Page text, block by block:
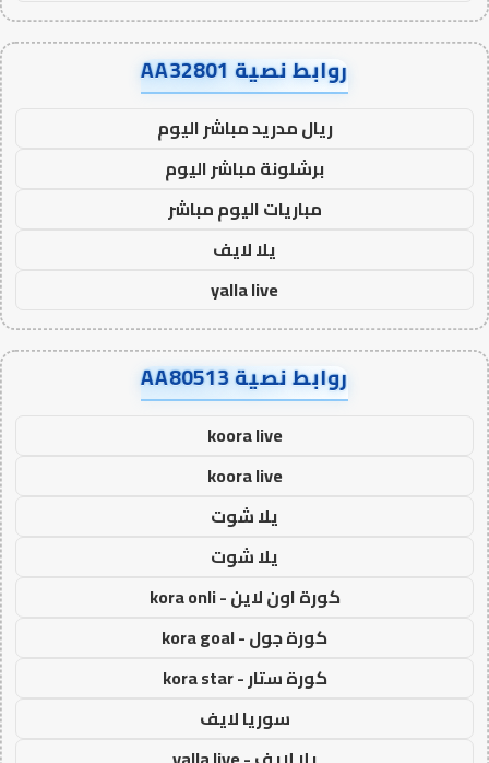
روابط نصية AA32801
ريال مدريد مباشر اليوم
برشلونة مباشر اليوم
مباريات اليوم مباشر
يلا لايف
yalla live
روابط نصية AA80513
koora live
koora live
يلا شوت
يلا شوت
كورة اون لاين - kora onli
كورة جول - kora goal
كورة ستار - kora star
سوريا لايف